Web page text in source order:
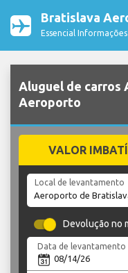
Bratislava
Essencial
Aluguel de carros
Aeroporto
VALOR
Local de levantamento
Devolução no
Data de levantamento